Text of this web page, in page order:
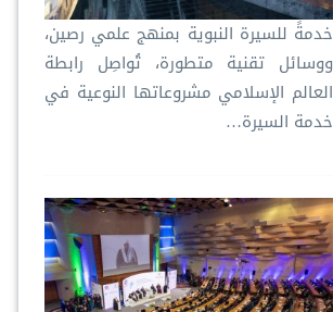
خدمةً للسيرة النبوية بمنهج علمي رصين،
ووسائل تقنية متطورة، تُواصِل رابطة
العالم الإسلامي مشروعاتها النوعية في
خدمة السيرة…